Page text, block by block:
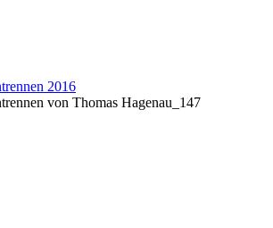
2016
von Thomas Hagenau_147